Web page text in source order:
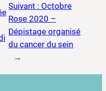
Suivant : Octobre
Rose 2020 –
Dépistage organisé
du cancer du sein
→